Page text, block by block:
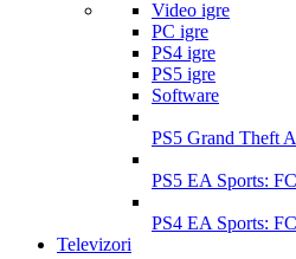
Video igre
PC igre
PS4 igre
PS5 igre
Software
PS5 Grand Theft
PS5 EA Sports:
PS4 EA Sports:
Televizori